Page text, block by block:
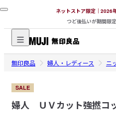
ネットストア限定｜2026
つど後払いが期間限
無
印
品
無印良品 婦人・レディース ニ
SALE
婦人 ＵＶカット強撚コ